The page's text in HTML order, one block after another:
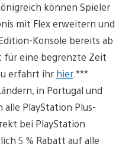
können Spieler
mit Flex erweitern und
Konsole bereits ab
für eine begrenzte Zeit
erfahrt ihr hier.***
in Portugal und
PlayStation Plus-
bei PlayStation
5 % Rabatt auf alle